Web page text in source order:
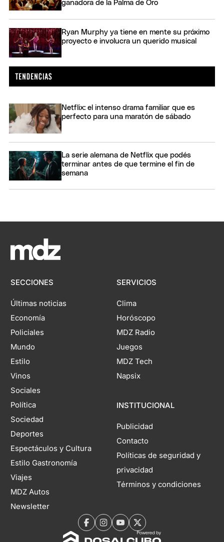
ganadora de la Palma de Oro
Ryan Murphy ya tiene en mente su próximo
proyecto e involucra un querido musical
Netflix: el intenso drama familiar que es
perfecto para una maratón de sábado
La serie alemana de Netflix que podés
terminar antes de que termine el fin de
semana
SECCIONES
Últimas noticias
Economía
Policiales
Mundo
Estilo
Vinos
Sociales
Política
Sociedad
Deportes
Espectáculos y Cultura
Estilo Gastronomía
Viajes
MDZ Autos
Newsletter
SERVICIOS
Clima
Horóscopo
MDZ Radio
Juegos
MDZ Tech
Napsix
INSTITUCIONAL
Publicidad
Contacto
Políticas de seguridad y
privacidad
Términos y condiciones